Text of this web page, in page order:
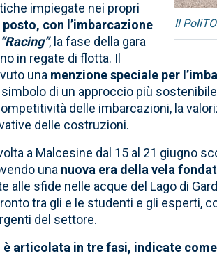
Il
impiegate nei propri
con l’imbarcazione
“Racing”, la fase della gara
in regate di flotta. Il
una menzione speciale per
di un approccio più
delle imbarcazioni, la
delle costruzioni.
a Malcesine dal 15 al 21 giugno
una nuova era della vela
alle sfide nelle acque del Lago di
tra gli e le studenti e gli esperti,
del settore.
è articolata in tre fasi, indicate